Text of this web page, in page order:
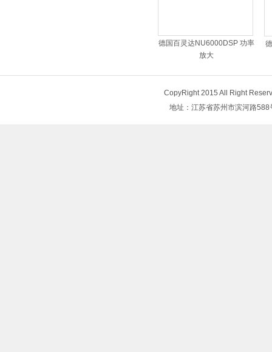
德国百灵达NU6000DSP 功率
放大
CopyRight 2015 All Right
地址：江苏省苏州市滨河路